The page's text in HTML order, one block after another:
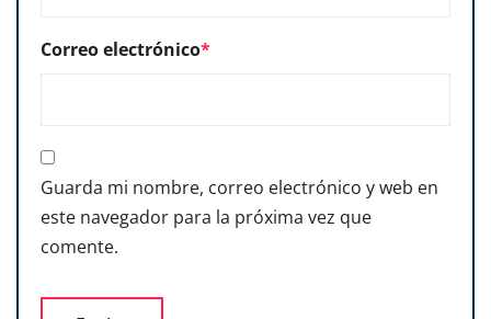
Correo electrónico*
Guarda mi nombre, correo electrónico y web en
este navegador para la próxima vez que
comente.